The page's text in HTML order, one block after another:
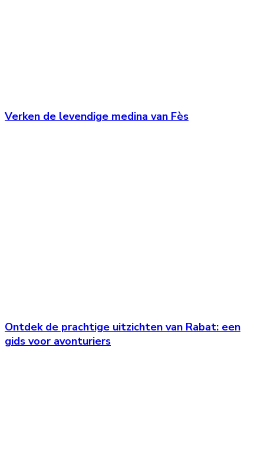
Verken de levendige medina van Fès
Ontdek de prachtige uitzichten van Rabat: een
gids voor avonturiers